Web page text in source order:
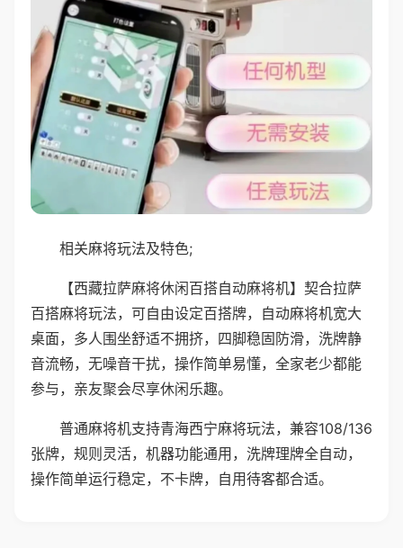
相关麻将玩法及特色;
【西藏拉萨麻将休闲百搭自动麻将机】契合拉萨
百搭麻将玩法，可自由设定百搭牌，自动麻将机宽大
桌面，多人围坐舒适不拥挤，四脚稳固防滑，洗牌静
音流畅，无噪音干扰，操作简单易懂，全家老少都能
参与，亲友聚会尽享休闲乐趣。
普通麻将机支持青海西宁麻将玩法，兼容108/136
张牌，规则灵活，机器功能通用，洗牌理牌全自动，
操作简单运行稳定，不卡牌，自用待客都合适。